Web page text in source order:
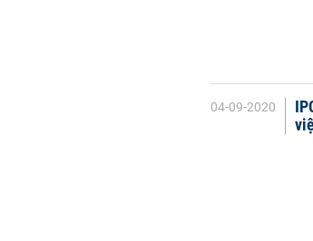
04-09-2020